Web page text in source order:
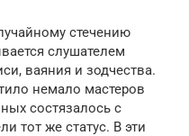
стечению
слушателем
ваяния и зодчества.
немало мастеров
состязалось с
тот же статус. В эти